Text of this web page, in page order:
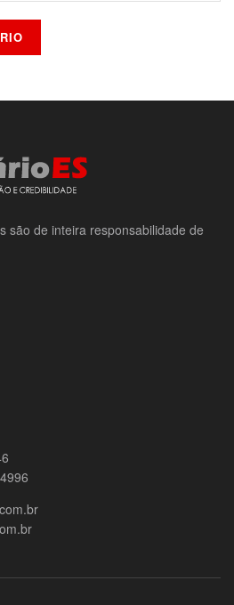
são de inteira responsabilidade de